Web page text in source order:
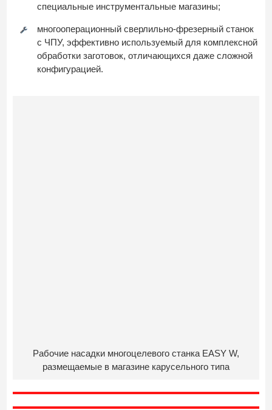
специальные инструментальные магазины;
многооперационный сверлильно-фрезерный станок
с ЧПУ, эффективно используемый для комплексной
обработки заготовок, отличающихся даже сложной
конфигурацией.
Рабочие насадки многоцелевого станка EASY W,
размещаемые в магазине карусельного типа